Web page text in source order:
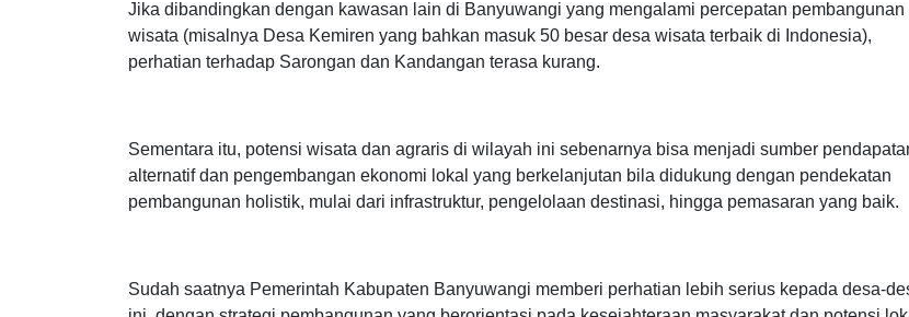
5. Ketimpangan Pembangunan dalam Kabupaten
Jika dibandingkan dengan kawasan lain di Banyuwangi yang mengalami percepatan pembangunan
Sementara itu, potensi wisata dan agraris di wilayah ini sebenarnya bisa menjadi sumber pendapatan